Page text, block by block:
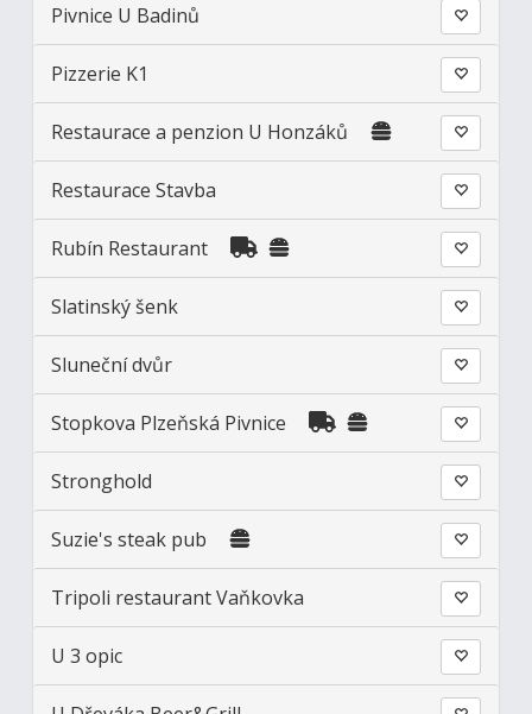
Pivnice U Badinů
Pizzerie K1
Restaurace a penzion U Honzáků
Restaurace Stavba
Rubín Restaurant
Slatinský šenk
Sluneční dvůr
Stopkova Plzeňská Pivnice
Stronghold
Suzie's steak pub
Tripoli restaurant Vaňkovka
U 3 opic